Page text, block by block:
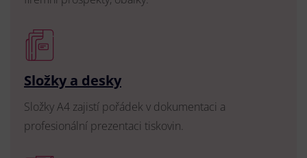
Složky a desky
Složky A4 zajistí pořádek v dokumentaci a
profesionální prezentaci tiskovin.